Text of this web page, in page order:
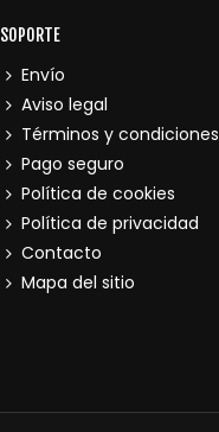
SOPORTE
Envío
Aviso legal
Términos y condiciones
Pago seguro
Política de cookies
Política de privacidad
Contacto
Mapa del sitio